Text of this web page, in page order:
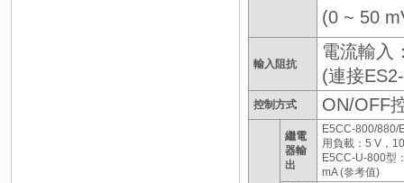
(0 ~ 50
輸入阻抗
電流輸入
(連接
控制方式 ON/OFF
繼電
器輸
出
E5CC-800/880/
用負載：5 V，
E5CC-U-800型
mA (參考值)